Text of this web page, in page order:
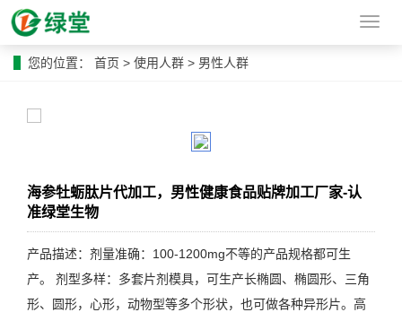
导
您的位置： 首页 > 使用人群 > 男性人群
海参牡蛎肽片代加工，男性健康食品贴牌加工厂家-认
准绿堂生物
产品描述：剂量准确：100-1200mg不等的产品规格都可生
产。 剂型多样：多套片剂模具，可生产长椭圆、椭圆形、三角
形、圆形，心形，动物型等多个形状，也可做各种异形片。高